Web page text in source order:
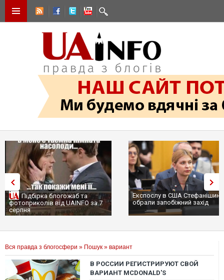
Підбірка блогожаб та
фотоприколів від UAINFO за 7
серпня
Експослу в США
обрали запобіжний захід
Вся правда з блогосфери » Пошук » вариант
В РОССИИ РЕГИСТРИРУЮТ СВОЙ
ВАРИАНТ MCDONALD'S